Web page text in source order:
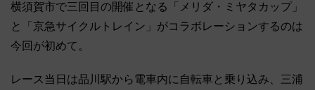
横須賀市で三回目の開催となる「メリダ・ミヤタカップ」
と「京急サイクルトレイン」がコラボレーションするのは
今回が初めて。
レース当日は品川駅から電車内に自転車と乗り込み、三浦